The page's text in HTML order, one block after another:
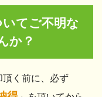
てご不明な
か？
頂く前に、必ず